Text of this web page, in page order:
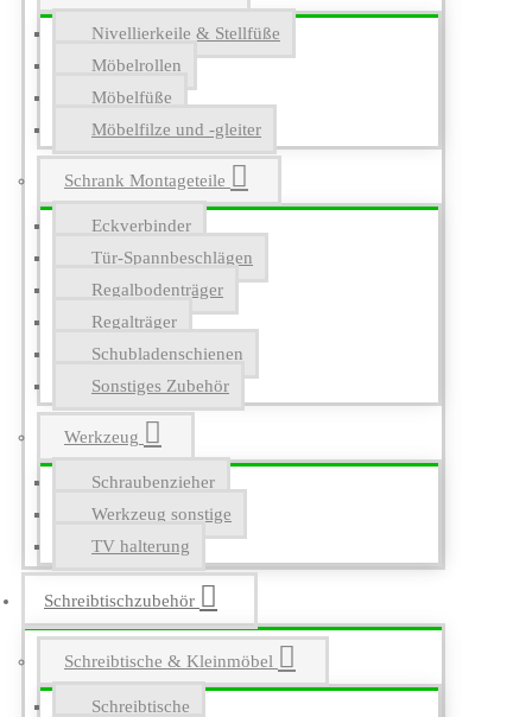
Nivellierkeile & Stellfüße
Möbelrollen
Möbelfüße
Möbelfilze und -gleiter
Schrank Montageteile
Eckverbinder
Tür-Spannbeschlägen
Regalbodenträger
Regalträger
Schubladenschienen
Sonstiges Zubehör
Werkzeug
Schraubenzieher
Werkzeug sonstige
TV halterung
Schreibtischzubehör
Schreibtische & Kleinmöbel
Schreibtische